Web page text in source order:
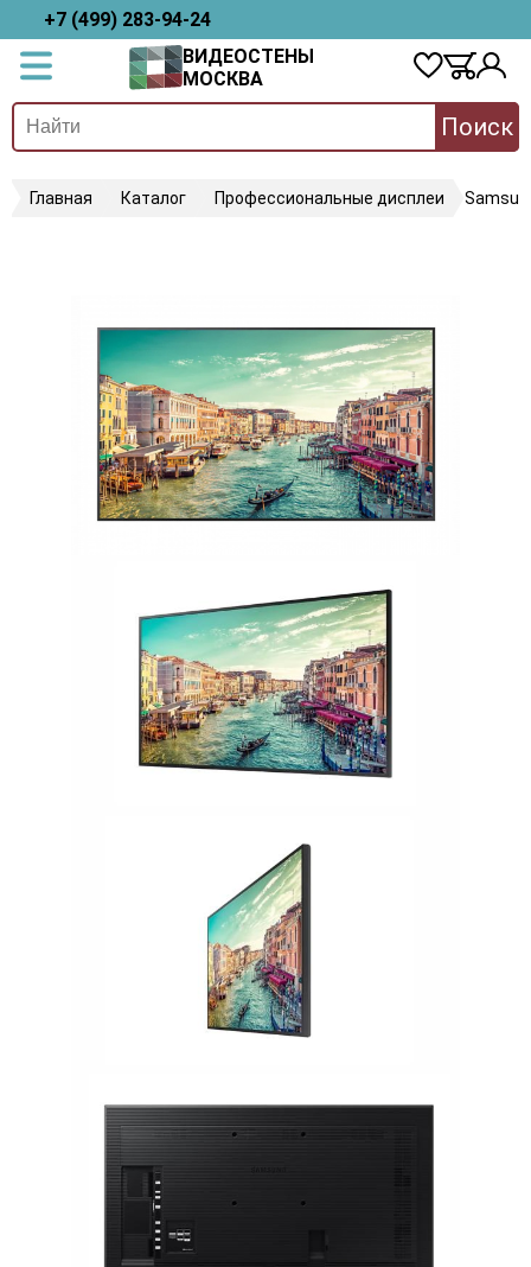
+7 (499) 283-94-24
ВИДЕОСТЕНЫ
МОСКВА
Поиск
Главная Каталог Профессиональные дисплеи